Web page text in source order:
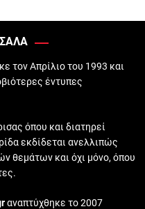
τον Απρίλιο του 1993 και
έντυπες
όπου και διατηρεί
εκδίδεται ανελλιπώς
θεμάτων και όχι μόνο, όπου
αναπτύχθηκε το 2007